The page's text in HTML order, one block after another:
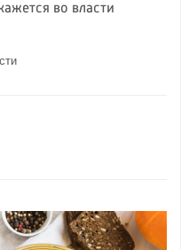
во власти